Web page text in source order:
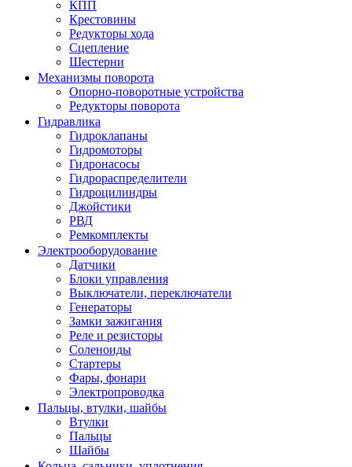
КПП
Крестовины
Редукторы хода
Сцепление
Шестерни
Механизмы поворота
Опорно-поворотные устройства
Редукторы поворота
Гидравлика
Гидроклапаны
Гидромоторы
Гидронасосы
Гидрораспределители
Гидроцилиндры
Джойстики
РВД
Ремкомплекты
Электрооборудование
Датчики
Блоки управления
Выключатели, переключатели
Генераторы
Замки зажигания
Реле и резисторы
Соленоиды
Стартеры
Фары, фонари
Электропроводка
Пальцы, втулки, шайбы
Втулки
Пальцы
Шайбы